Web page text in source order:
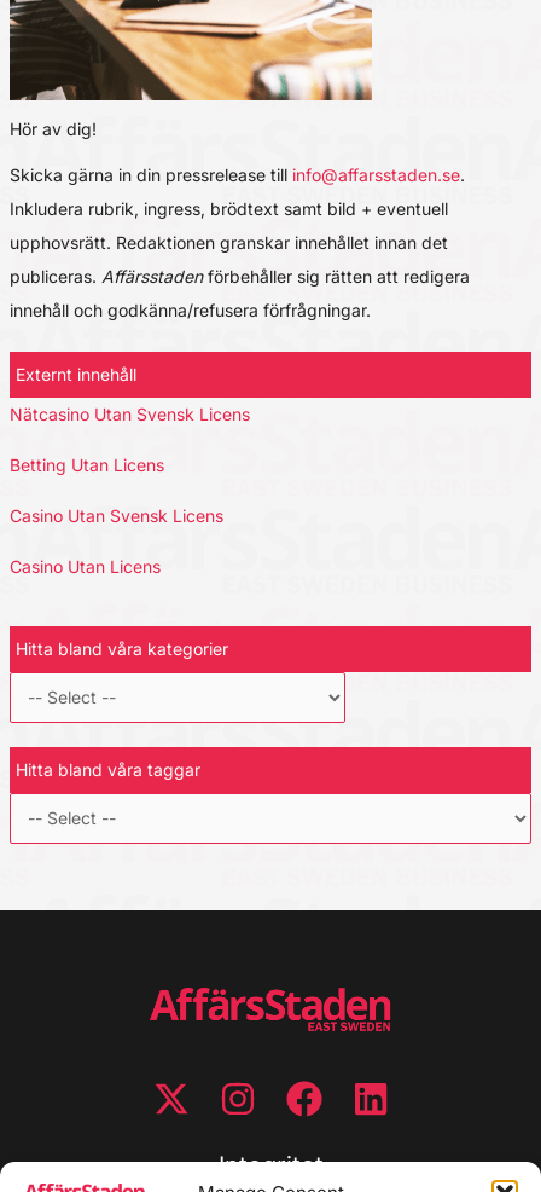
Hör av dig!
Skicka gärna in din pressrelease till info@affarsstaden.se.
Inkludera rubrik, ingress, brödtext samt bild + eventuell
upphovsrätt. Redaktionen granskar innehållet innan det
publiceras. Affärsstadenförbehåller sig rätten att redigera
innehåll och godkänna/refusera förfrågningar.
Externt innehåll
Nätcasino Utan Svensk Licens
Betting Utan Licens
Casino Utan Svensk Licens
Casino Utan Licens
Hitta bland våra kategorier
Hitta bland våra taggar
Integritet